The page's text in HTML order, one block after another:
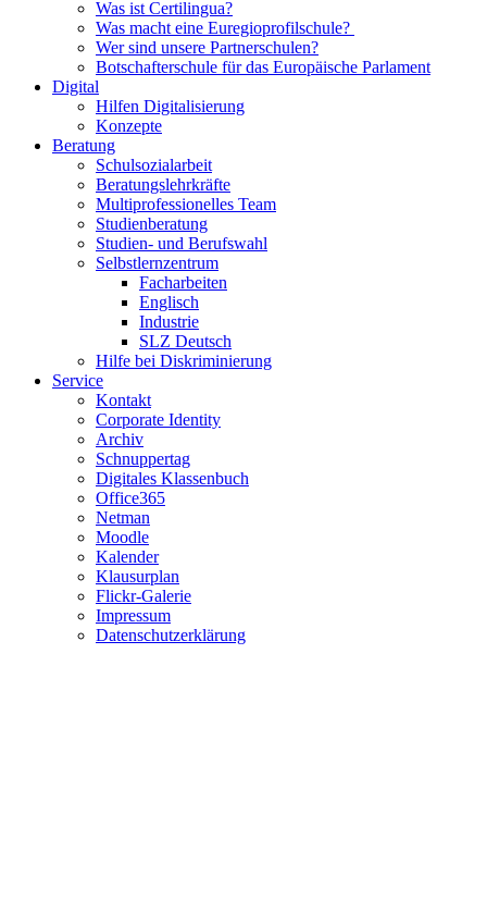
Was ist Certilingua?
Was macht eine Euregioprofilschule?
Wer sind unsere Partnerschulen?
Botschafterschule für das Europäische Parlament
Digital
Hilfen Digitalisierung
Konzepte
Beratung
Schulsozialarbeit
Beratungslehrkräfte
Multiprofessionelles Team
Studienberatung
Studien- und Berufswahl
Selbstlernzentrum
Facharbeiten
Englisch
Industrie
SLZ Deutsch
Hilfe bei Diskriminierung
Service
Kontakt
Corporate Identity
Archiv
Schnuppertag
Digitales Klassenbuch
Office365
Netman
Moodle
Kalender
Klausurplan
Flickr-Galerie
Impressum
Datenschutzerklärung